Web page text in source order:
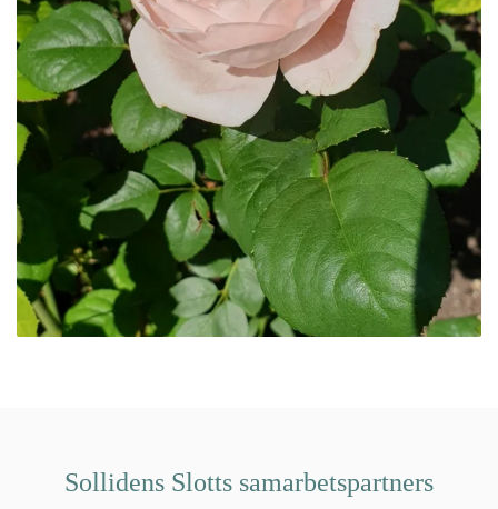
Sollidens Slotts samarbetspartners